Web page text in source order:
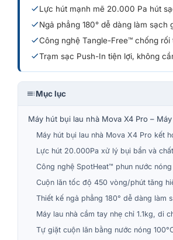
Lực hút mạnh mẽ 20.000 Pa hút
Ngả phẳng 180° dễ dàng làm sạch
Công nghệ Tangle-Free™ chống rối
Trạm sạc Push-In tiện lợi, không
Mục lục
Máy hút bụi lau nhà Mova X4 Pro –
Máy hút bụi lau nhà Mova X4 Pro kết
Lực hút 20.000Pa xử lý bụi bẩn và
Công nghệ SpotHeat™ phun nước
Cuộn lăn tốc độ 450 vòng/phút tăng
Thiết kế ngả phẳng 180° dễ dàng làm
Máy lau nhà cầm tay nhẹ chỉ 1.1kg, di
Tự giặt cuộn lăn bằng nước nóng